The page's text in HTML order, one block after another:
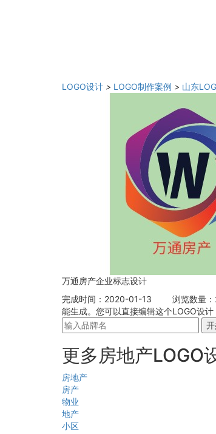
LOGO设计 > LOGO制作案例 > 山东
万通房产企业标志设计
完成时间：2020-01-13
浏览数量
能生成。您可以直接编辑这个LOGO设
更多房地产LOGO
房地产
房产
物业
地产
小区